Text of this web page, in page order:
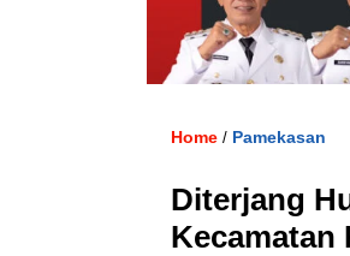
Home / Pamekasan
Diterjang
Kecamatan